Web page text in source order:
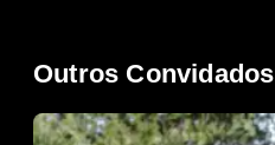
Outros Convidados